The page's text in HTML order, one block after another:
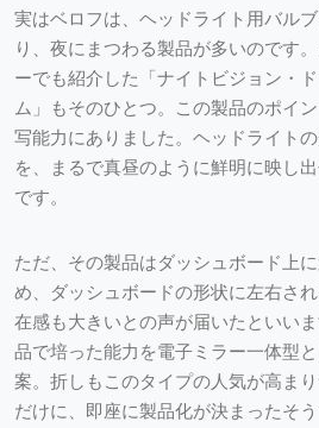
実はベロフは、ヘッドライト用バル
り、夜にまつわる製品が多いのです
ーでも紹介した「ナイトビジョン・
ム」もそのひとつ。この製品のポイ
写能力にありました。ヘッドライト
を、まるで真昼のように鮮明に映し
です。
ただ、その製品はダッシュボード上
め、ダッシュボードの形状に左右さ
在感も大きいとの声が届いたといい
品で培った能力を電子ミラー一体型
案。折しもこのタイプの人気が高ま
だけに、即座に製品化が決まったそ